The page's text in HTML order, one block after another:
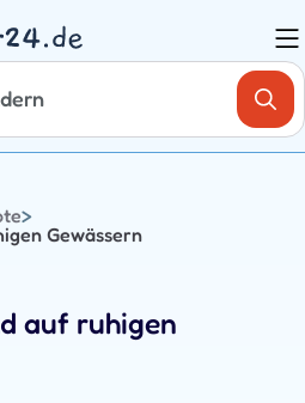
>
Gewässern
auf ruhigen